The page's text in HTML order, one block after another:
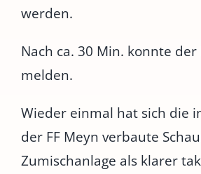
werden.
Nach ca. 30 Min. konnte der
melden.
Wieder einmal hat sich die
der FF Meyn verbaute
Zumischanlage als klarer